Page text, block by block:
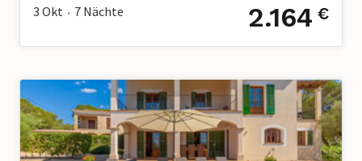
3 Okt • 7 Nächte 2.164 €